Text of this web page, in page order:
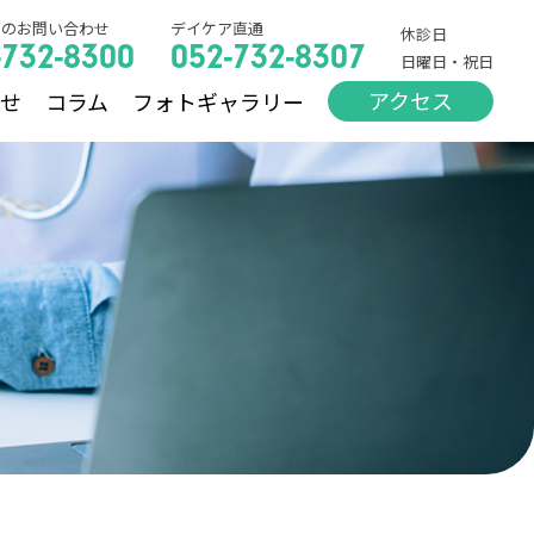
お問い合わせ
8300
デイケア直通
052-732-8307
休診日
日曜日・祝日
コラム フォトギャラリー アクセス